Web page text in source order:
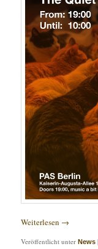
Weiterlesen →
Veröffentlicht unter News